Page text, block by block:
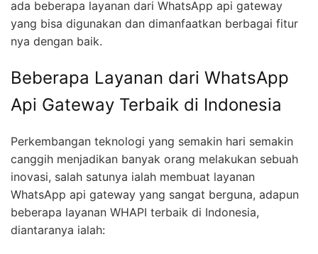
ada beberapa layanan dari WhatsApp api gateway
yang bisa digunakan dan dimanfaatkan berbagai fitur
nya dengan baik.
Beberapa Layanan dari WhatsApp
Api Gateway Terbaik di Indonesia
Perkembangan teknologi yang semakin hari semakin
canggih menjadikan banyak orang melakukan sebuah
inovasi, salah satunya ialah membuat layanan
WhatsApp api gateway yang sangat berguna, adapun
beberapa layanan WHAPI terbaik di Indonesia,
diantaranya ialah: